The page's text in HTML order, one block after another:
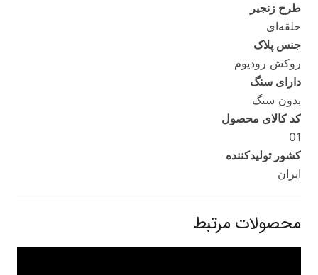
طرح زنجیر
حلقه‌ای
جنس پلاک
روکش رودیوم
دارای سنگ
بدون سنگ
کد کالای محصول
01
کشور تولید‌کننده
ایران
محصولات مرتبط